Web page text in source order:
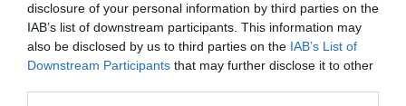
disclosure of your personal information by third parties on the
IAB’s list of downstream participants. This information may
also be disclosed by us to third parties on the IAB’s List of
Downstream Participants that may further disclose it to other